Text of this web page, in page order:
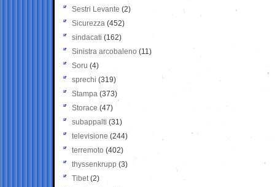
Sestri Levante (2)
Sicurezza (452)
sindacati (162)
Sinistra arcobaleno (11)
Soru (4)
sprechi (319)
Stampa (373)
Storace (47)
subappalti (31)
televisione(244)
terremoto (402)
thyssenkrupp (3)
Tibet(2)